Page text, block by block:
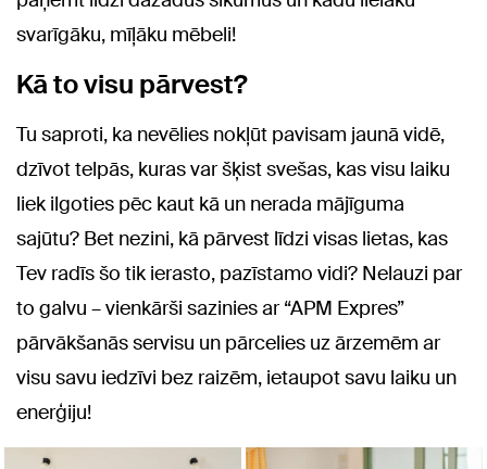
svarīgāku, mīļāku mēbeli!
Kā to visu pārvest?
Tu saproti, ka nevēlies nokļūt pavisam jaunā vidē,
dzīvot telpās, kuras var šķist svešas, kas visu laiku
liek ilgoties pēc kaut kā un nerada mājīguma
sajūtu? Bet nezini, kā pārvest līdzi visas lietas, kas
Tev radīs šo tik ierasto, pazīstamo vidi? Nelauzi par
to galvu – vienkārši sazinies ar “APM Expres”
pārvākšanās servisu un pārcelies uz ārzemēm ar
visu savu iedzīvi bez raizēm, ietaupot savu laiku un
enerģiju!